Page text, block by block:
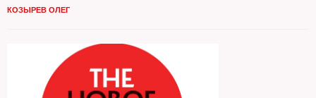
КОЗЫРЕВ ОЛЕГ